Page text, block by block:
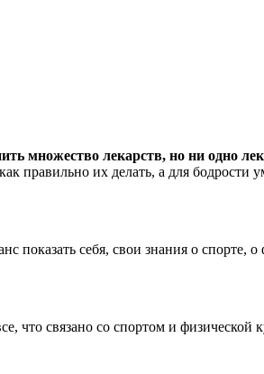
множество лекарств, но ни одно
правильно их делать, а для бодрости
показать себя, свои знания о
что связано со спортом и физической